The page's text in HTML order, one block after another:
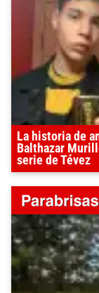
La historia de
Balthazar
serie de Tévez